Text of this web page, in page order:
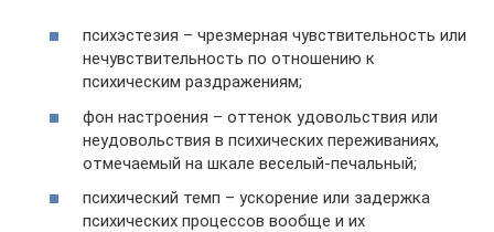
психэстезия – чрезмерная чувствительность или
нечув­ствительность по отношению к
психическим раздражениям;
фон настроения – оттенок удовольствия или
неудоволь­ствия в психических переживаниях,
отмечаемый на шкале веселый-печальный;
психический темп – ускорение или задержка
психических процессов вообще и их